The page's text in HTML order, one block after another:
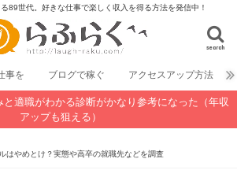
89世代。好きな仕事で楽しく収入を得る方法を発信中！
search
事を ブログで稼ぐ アクセスアップ方法
と適職がわかる診断がかなり参考になった（年収
アップも狙える）
はやめとけ？実態や高卒の就職先などを調査